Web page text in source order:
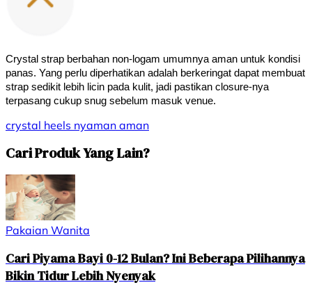
Crystal strap berbahan non-logam umumnya aman untuk kondisi
panas. Yang perlu diperhatikan adalah berkeringat dapat membuat
strap sedikit lebih licin pada kulit, jadi pastikan closure-nya
terpasang cukup snug sebelum masuk venue.
crystal heels nyaman aman
Cari Produk Yang Lain?
Pakaian Wanita
Cari Piyama Bayi 0-12 Bulan? Ini Beberapa Pilihannya
Bikin Tidur Lebih Nyenyak